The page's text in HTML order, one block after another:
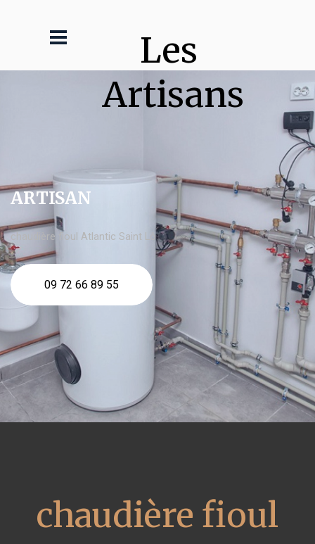
Les
Artisans
ARTISAN
chaudière fioul Atlantic Saint Lô
09 72 66 89 55
chaudière fioul